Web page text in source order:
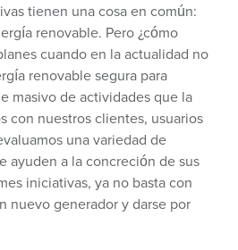
tienen una cosa en común:
renovable. Pero ¿cómo
cuando en la actualidad no
renovable segura para
masivo de actividades que la
con nuestros clientes, usuarios
una variedad de
ayuden a la concreción de sus
iniciativas, ya no basta con
nuevo generador y darse por